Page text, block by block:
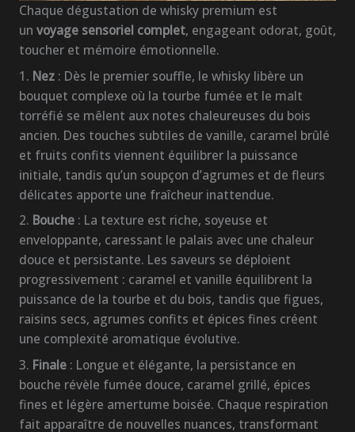
Chaque dégustation de whisky premium est
un voyage sensoriel complet, engageant odorat, goût,
toucher et mémoire émotionnelle.
1. Nez: Dès le premier souffle, le whisky libère un
bouquet complexe où la tourbe fumée et le malt
torréfié se mêlent aux notes chaleureuses du bois
ancien. Des touches subtiles de vanille, caramel brûlé
et fruits confits viennent équilibrer la puissance
initiale, tandis qu’un soupçon d’agrumes et de fleurs
délicates apporte une fraîcheur inattendue.
2. Bouche: La texture est riche, soyeuse et
enveloppante, caressant le palais avec une chaleur
douce et persistante. Les saveurs se déploient
progressivement : caramel et vanille équilibrent la
puissance de la tourbe et du bois, tandis que figues,
raisins secs, agrumes confits et épices fines créent
une complexité aromatique évolutive.
3. Finale: Longue et élégante, la persistance en
bouche révèle fumée douce, caramel grillé, épices
fines et légère amertume boisée. Chaque respiration
fait apparaître de nouvelles nuances, transformant